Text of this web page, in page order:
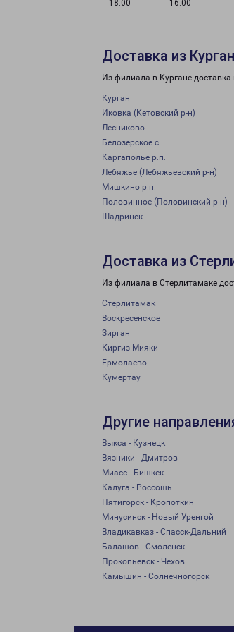
18:00 16:00
Доставка из
Из филиала в Кургане
Курган
Иковка (Кетовский р-н)
Лесниково
Белозерское с.
Каргаполье р.п.
Лебяжье (Лебяжьевский р-н)
Мишкино р.п.
Половинное (Половинский р-н)
Шадринск
Доставка из
Из филиала в Стерлитамаке
Стерлитамак
Воскресенское
Зирган
Киргиз-Мияки
Ермолаево
Кумертау
Другие
Выкса - Кузнецк
Вязники - Дмитров
Миасс - Бишкек
Калуга - Россошь
Пятигорск - Кропоткин
Минусинск - Новый Уренгой
Владикавказ - Спасск-Дальний
Балашов - Смоленск
Прокопьевск - Чехов
Камышин - Солнечногорск